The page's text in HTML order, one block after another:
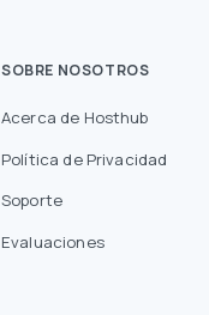
SOBRE NOSOTROS
Acerca de Hosthub
Política de Privacidad
Soporte
Evaluaciones